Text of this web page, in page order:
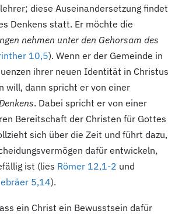
diese Auseinandersetzung findet
Denkens statt. Er möchte die
nehmen unter den Gehorsam des
10,5). Wenn er der Gemeinde in
ihrer neuen Identität in Christus
will, dann spricht er von einer
. Dabei spricht er von einer
Bereitschaft der Christen für Gottes
sich über die Zeit und führt dazu,
dafür entwickeln,
ist (lies Römer 12,1-2 und
5,14).
ein Christ ein Bewusstsein dafür